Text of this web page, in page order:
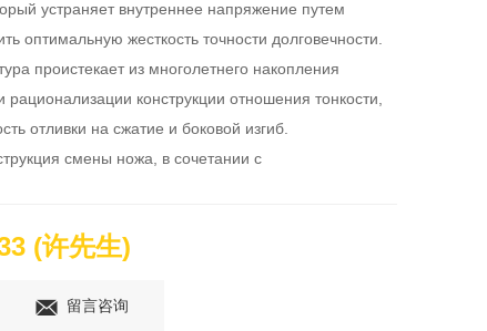
устраняет внутреннее напряжение путем
оптимальную жесткость точности долговечности.
проистекает из многолетнего накопления
конструкции отношения тонкости,
отливки на сжатие и боковой изгиб.
смены ножа, в сочетании с
испытаний, время обмена ножа на нож 1,8 секунды
(许先生)
留言咨询